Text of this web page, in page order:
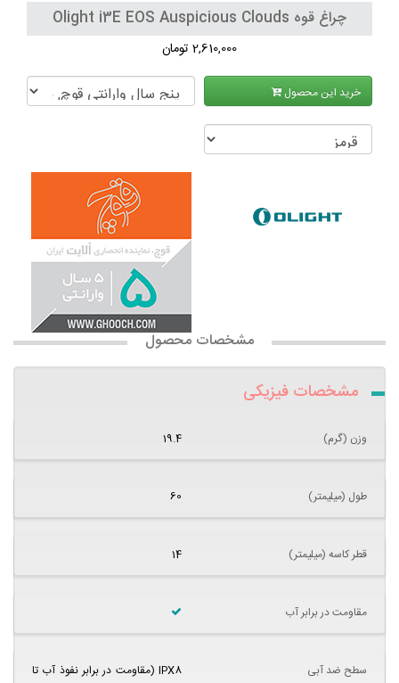
چراغ قوه Olight i3E EOS Auspicious Clouds
2,610,000 تومان
خرید این محصول
مشخصات محصول
مشخصات فیزیکی
وزن (گرم) 19.4
طول (میلیمتر) 60
قطر کاسه (میلیمتر) 14
مقاومت در برابر آب
سطح ضد آبی
IPX8 (مقاومت در برابر نفوذ آب تا